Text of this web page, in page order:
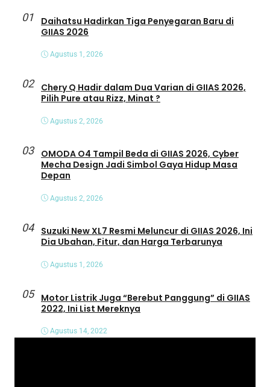
01
Daihatsu Hadirkan Tiga Penyegaran Baru di
GIIAS 2026
Agustus 1, 2026
02
Chery Q Hadir dalam Dua Varian di GIIAS 2026,
Pilih Pure atau Rizz, Minat ?
Agustus 2, 2026
03
OMODA O4 Tampil Beda di GIIAS 2026, Cyber
Mecha Design Jadi Simbol Gaya Hidup Masa
Depan
Agustus 2, 2026
04
Suzuki New XL7 Resmi Meluncur di GIIAS 2026, Ini
Dia Ubahan, Fitur, dan Harga Terbarunya
Agustus 1, 2026
05
Motor Listrik Juga “Berebut Panggung” di GIIAS
2022, Ini List Mereknya
Agustus 14, 2022